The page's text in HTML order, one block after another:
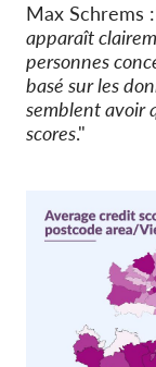
Max Schrems :
apparaît
personnes
basé sur les
semblent avoir
scores."